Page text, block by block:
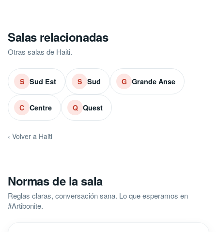
Salas relacionadas
Otras salas de Haiti.
S Sud Est S Sud G Grande Anse
C Centre Q Quest
‹ Volver a Haiti
Normas de la sala
Reglas claras, conversación sana. Lo que esperamos en
#Artibonite.